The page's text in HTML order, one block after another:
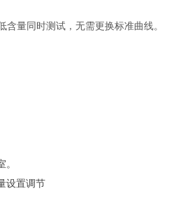
含量同时测试，无需更换标准曲线。
设置调节